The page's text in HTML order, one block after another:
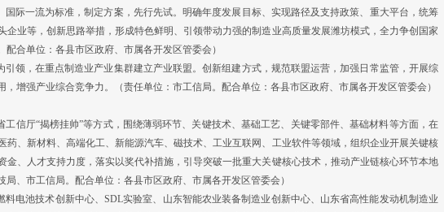
一流为标准，制定方案，先行先试。明确年度发展目标、实现路径及支持政策、重大平台，统筹
企业等，创新思路举措，形成特色鲜明、引领带动力强的制造业高质量发展潍坊模式，全力争创国家
合单位：各县市区政府、市属各开发区管委会）
，在重点制造业产业集群建立产业联盟。创新组建方式，规范联盟运营，加强日常监管，开展综
增强产业综合竞争力。（责任单位：市工信局。配合单位：各县市区政府、市属各开发区管委会）
厅“揭榜挂帅”等方式，围绕薄弱环节、关键技术、基础工艺、关键零部件、基础材料等方面，在
药、新材料、高端化工、新能源汽车、磁技术、工业互联网、工业软件等领域，组织企业开展关键核
、人才支持力度，落实以奖代补措施，引导突破一批重大关键核心技术，推动产业链核心环节本地
、市工信局。配合单位：各县市区政府、市属各开发区管委会）
池技术创新中心、SDL实验室、山东智能农业装备制造业创新中心、山东省高性能发动机制造业